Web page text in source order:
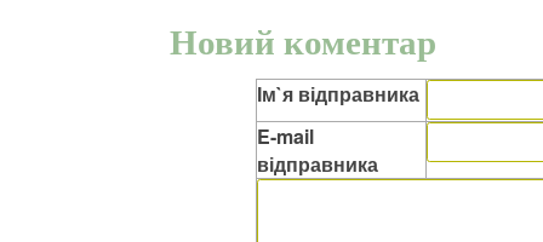
Новий коментар
Ім`я відправника
E-mail
відправника